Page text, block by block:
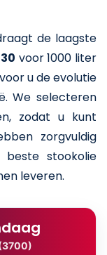
de laagste
voor 1000 liter
u de evolutie
We selecteren
zodat u kunt
zorgvuldig
beste stookolie
leveren.